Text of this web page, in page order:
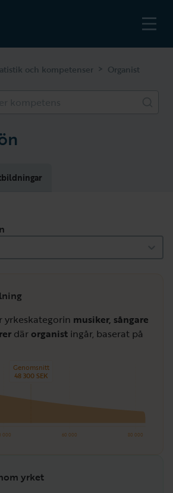
och kompetenser > Organist
yrkeskategorin musiker, sångare
där organist ingår, baserat på
000 60 000 80 000
Genomsnitt
48 300 SEK
yrket